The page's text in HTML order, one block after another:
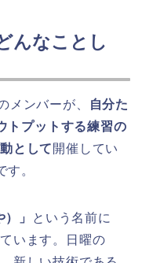
んなことし
メンバーが、
自分た
トプットする練習の
として 開催してい
す。
」
という名前に
います。日曜の